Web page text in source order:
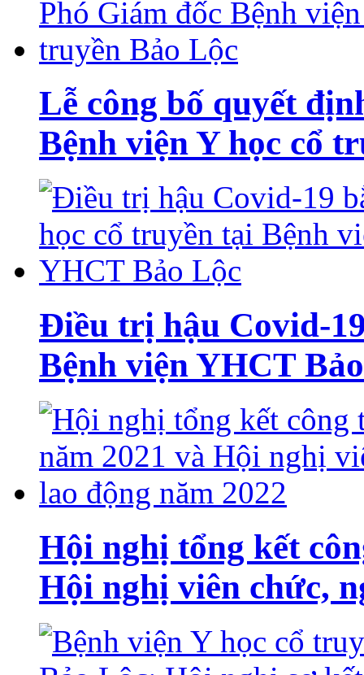
Lễ công bố quyết
Bệnh viện Y học cổ
Điều trị hậu Covid-
Bệnh viện YHCT
Hội nghị tổng kết
Hội nghị viên chức,